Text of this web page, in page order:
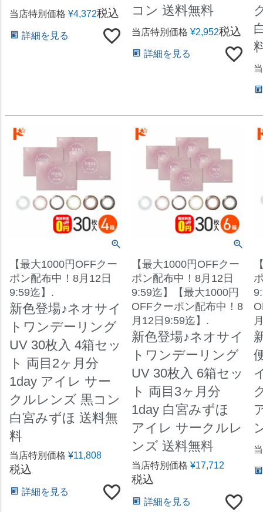
当店特別価格 ¥4,372税込
詳細を見る
コン 送料無料
当店特別価格 ¥2,952税込
詳細を見る
【最大1000円OFFクー
ポン配布中！8月12日
9:59迄】.
新色登場♪ネオサイ
トワンデーリング
UV 30枚入 4箱セッ
ト 両目2ヶ月分
1day アイレ サー
クルレンズ 黒コン
白宮みずほ 送料無
料
当店特別価格 ¥11,808
税込
詳細を見る
【最大1000円OFFクー
ポン配布中！8月12日
9:59迄】【最大1000円
OFFクーポン配布中！8
月12日9:59迄】.
新色登場♪ネオサイ
トワンデーリング
UV 30枚入 6箱セッ
ト 両目3ヶ月分
1day 白宮みずほ
アイレ サークルレ
ンズ 送料無料
当店特別価格 ¥17,712
税込
詳細を見る